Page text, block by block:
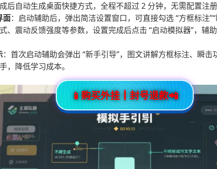
后自动生成桌面快捷方式，全程不超过 2 分钟，无需配置注册
面：启动辅助后，弹出简洁设置窗口，可直接勾选 “方框标注
、震动反馈强度等参数，设置完成后点击 “启动模拟器”，辅
：首次启动辅助会弹出 “新手引导”，图文讲解方框标注、瞬
，降低学习成本。
📱购买外挂┃封号退款📲